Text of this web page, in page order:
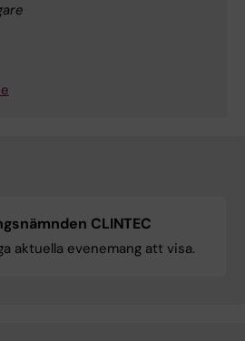
CLINTEC
aktuella evenemang att visa.